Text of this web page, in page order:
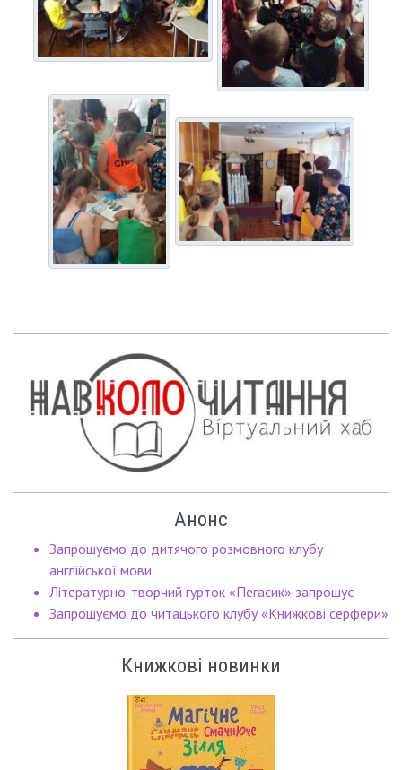
Анонс
Запрошуємо до дитячого розмовного клубу
англійської мови
Літературно-творчий гурток «Пегасик» запрошує
Запрошуємо до читацького клубу «Книжкові серфери»
Книжкові новинки